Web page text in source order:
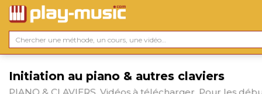
Initiation au piano & autres claviers